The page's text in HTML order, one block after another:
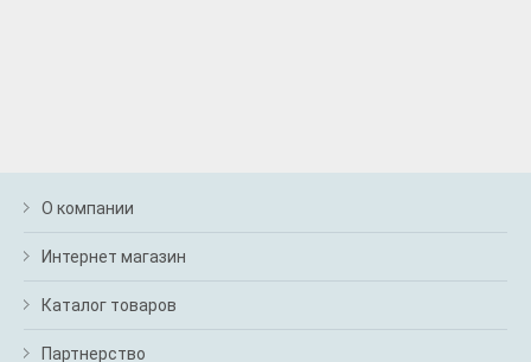
О компании
Интернет магазин
Каталог товаров
Партнерство